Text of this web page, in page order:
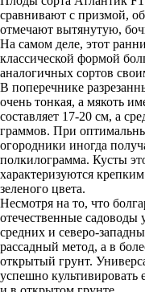
сравнивают с призмой,
отмечают вытянутую,
На самом деле, этот
классической формой
аналогичных сортов
В поперечнике
очень тонкая, а мякоть
составляет 17-20 см, а
граммов. При
огородники иногда
полкилограмма. Кусты
характеризуются
зеленого цвета.
Несмотря на то, что
отечественные
средних и северо-
рассадный метод, а в
открытый грунт.
успешно культивировать